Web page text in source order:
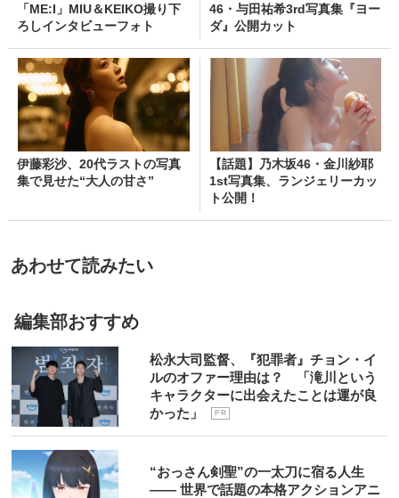
「ME:I」MIU＆KEIKO撮り下
ろしインタビューフォト
46・与田祐希3rd写真集『ヨー
ダ』公開カット
伊藤彩沙、20代ラストの写真
集で見せた“大人の甘さ”
【話題】乃木坂46・金川紗耶
1st写真集、ランジェリーカッ
ト公開！
あわせて読みたい
編集部おすすめ
松永大司監督、『犯罪者』チョン・イ
ルのオファー理由は？ 「滝川という
キャラクターに出会えたことは運が良
かった」
P R
“おっさん剣聖”の一太刀に宿る人生
―― 世界で話題の本格アクションアニ